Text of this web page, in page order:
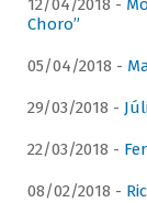
12/04/2018 -
Choro”
05/04/2018 -
29/03/2018 -
22/03/2018 -
08/02/2018 -